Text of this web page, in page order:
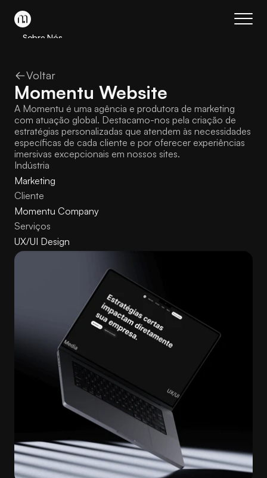
Voltar
Momentu Website
A Momentu é uma agência e produtora de marketing
com atuação global. Destacamo-nos pela criação de
estratégias personalizadas que atendem às necessidades
específicas de cada cliente e por oferecer experiências
imersivas excepcionais em nossos sites.
Indústria
Marketing
Cliente
Momentu Company
Serviços
UX/UI Design
Sobre Nós
Cases
Contato
Book a call